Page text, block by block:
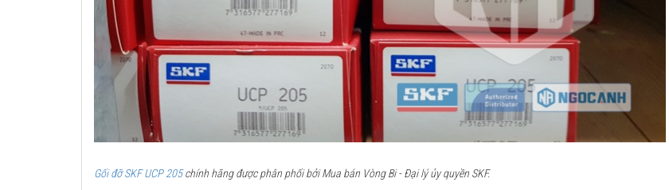
Gối đỡ SKF UCP 205chính hãng được phân phối bởi Mua bán Vòng Bi - Đại lý ủy quyền SKF.